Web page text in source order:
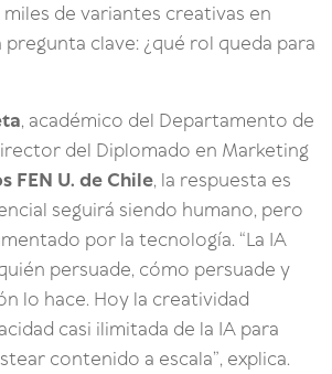
de variantes creativas en
clave: ¿qué rol queda para
, académico del Departamento de
del Diplomado en Marketing
FEN U. de Chile, la respuesta es
seguirá siendo humano, pero
por la tecnología. “La IA
persuade, cómo persuade y
lo hace. Hoy la creatividad
casi ilimitada de la IA para
contenido a escala”, explica.